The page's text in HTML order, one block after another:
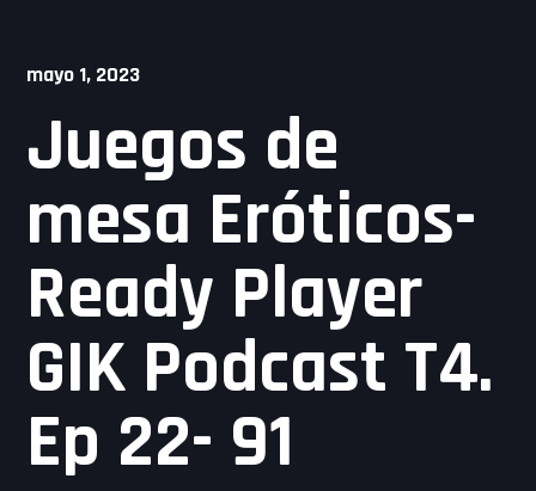
mayo 1, 2023
Juegos de
mesa Eróticos-
Ready Player
GIK Podcast T4.
Ep 22- 91